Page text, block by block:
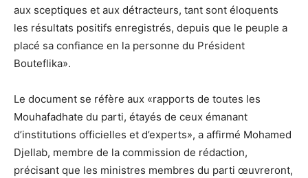
aux sceptiques et aux détracteurs, tant sont éloquents
les résultats positifs enregistrés, depuis que le peuple a
placé sa confiance en la personne du Président
Bouteflika».
Le document se réfère aux «rapports de toutes les
Mouhafadhate du parti, étayés de ceux émanant
d’institutions officielles et d’experts», a affirmé Mohamed
Djellab, membre de la commission de rédaction,
précisant que les ministres membres du parti œuvreront,